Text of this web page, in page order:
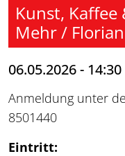
Kunst,
Mehr / Florian
06.05.2026 -
Anmeldung unter
8501440
Eintritt: